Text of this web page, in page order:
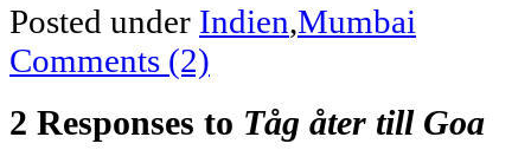
Posted under Indien,Mumbai
Comments (2)
2 Responses to Tåg åter till Goa